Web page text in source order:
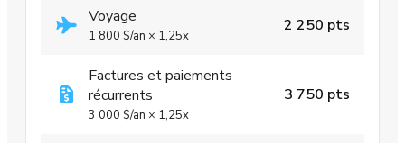
Voyage
1 800 $/an × 1,25x
2 250 pts
Factures et paiements
récurrents
3 000 $/an × 1,25x
3 750 pts